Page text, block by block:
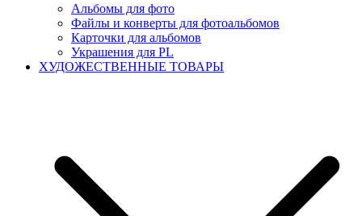
Альбомы для фото
Файлы и конверты для фотоальбомов
Карточки для альбомов
Украшения для PL
ХУДОЖЕСТВЕННЫЕ ТОВАРЫ